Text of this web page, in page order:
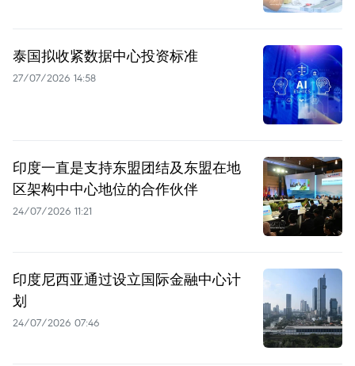
泰国拟收紧数据中心投资标准
27/07/2026 14:58
印度一直是支持东盟团结及东盟在地
区架构中中心地位的合作伙伴
24/07/2026 11:21
印度尼西亚通过设立国际金融中心计
划
24/07/2026 07:46